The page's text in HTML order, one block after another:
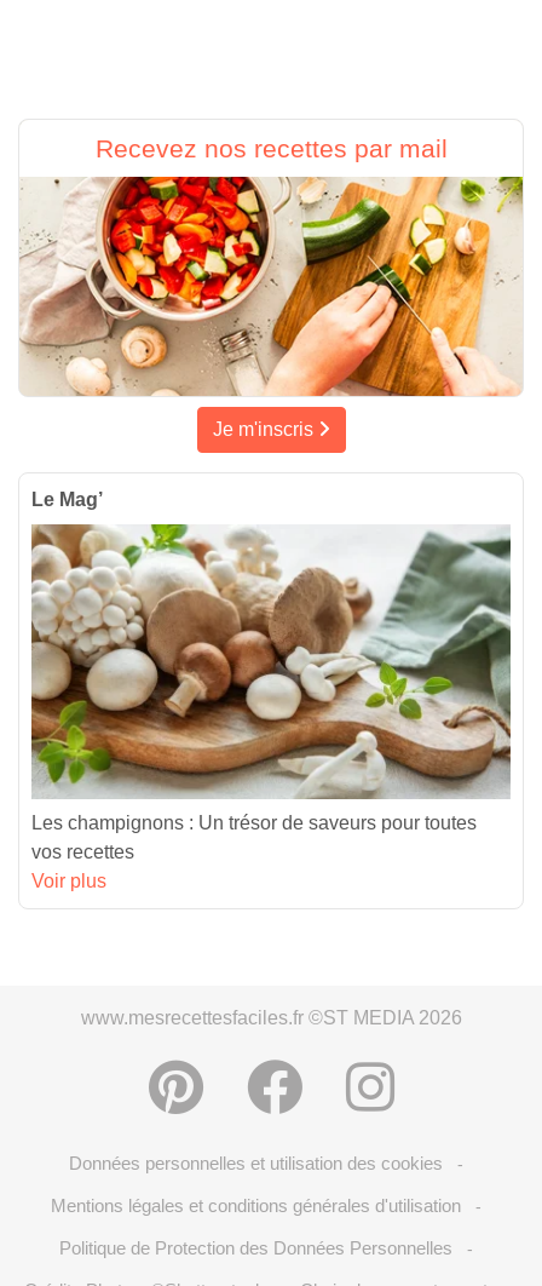
Recevez nos recettes par mail
Je m'inscris
Le Mag’
Les champignons : Un trésor de saveurs pour toutes
vos recettes
Voir plus
www.mesrecettesfaciles.fr ©ST MEDIA 2026
Données personnelles et utilisation des cookies -
Mentions légales et conditions générales d'utilisation -
Politique de Protection des Données Personnelles -